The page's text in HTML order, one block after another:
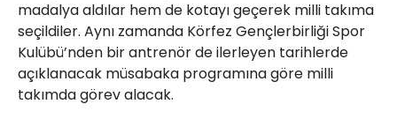
madalya aldılar hem de kotayı geçerek milli takıma
seçildiler. Aynı zamanda Körfez Gençlerbirliği Spor
Kulübü’nden bir antrenör de ilerleyen tarihlerde
açıklanacak müsabaka programına göre milli
takımda görev alacak.